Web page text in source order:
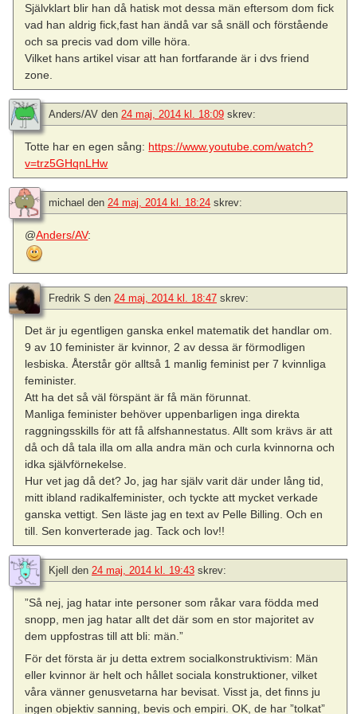
Självklart blir han då hatisk mot dessa män eftersom dom fick
vad han aldrig fick,fast han ändå var så snäll och förstående
och sa precis vad dom ville höra.
Vilket hans artikel visar att han fortfarande är i dvs friend
zone.
Anders/AV den 24 maj, 2014 kl. 18:09 skrev:
Totte har en egen sång: https://www.youtube.com/watch?
v=trz5GHqnLHw
michael den 24 maj, 2014 kl. 18:24 skrev:
@Anders/AV:
Fredrik S den 24 maj, 2014 kl. 18:47 skrev:
Det är ju egentligen ganska enkel matematik det handlar om.
9 av 10 feminister är kvinnor, 2 av dessa är förmodligen
lesbiska. Återstår gör alltså 1 manlig feminist per 7 kvinnliga
feminister.
Att ha det så väl förspänt är få män förunnat.
Manliga feminister behöver uppenbarligen inga direkta
raggningsskills för att få alfshannestatus. Allt som krävs är att
då och då tala illa om alla andra män och curla kvinnorna och
idka självförnekelse.
Hur vet jag då det? Jo, jag har själv varit där under lång tid,
mitt ibland radikalfeminister, och tyckte att mycket verkade
ganska vettigt. Sen läste jag en text av Pelle Billing. Och en
till. Sen konverterade jag. Tack och lov!!
Kjell den 24 maj, 2014 kl. 19:43 skrev:
”Så nej, jag hatar inte personer som råkar vara födda med
snopp, men jag hatar allt det där som en stor majoritet av
dem uppfostras till att bli: män.”
För det första är ju detta extrem socialkonstruktivism: Män
eller kvinnor är helt och hållet sociala konstruktioner, vilket
våra vänner genusvetarna har bevisat. Visst ja, det finns ju
ingen objektiv sanning, bevis och empiri. OK, de har ”tolkat”